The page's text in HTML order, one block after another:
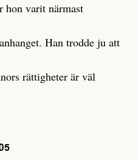
hon varit närmast
Han trodde ju att
rättigheter är väl